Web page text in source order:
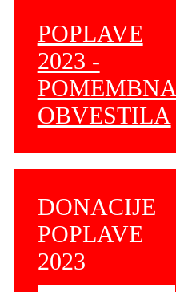
POPLAVE
2023 -
POMEMBNA
OBVESTILA
DONACIJE
POPLAVE
2023